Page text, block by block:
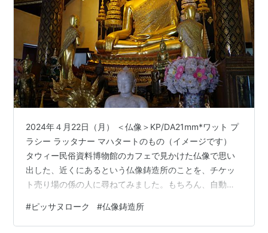
2024年４月22日（月） ＜仏像＞KP/DA21mm*ワット プ
ラシー ラッタナー マハタートのもの（イメージです）
タウィー民俗資料博物館のカフェで見かけた仏像で思い
出した、近くにあるという仏像鋳造所のことを、チケッ
ト売り場の係の人に尋ねてみました。もちろん、自動翻
アプリ、かなり正確なようです。場所は博物館を出て右
側にある、タイ国旗のあるところと、身振りと簡単な英
#ピッサヌローク #仏像鋳造所